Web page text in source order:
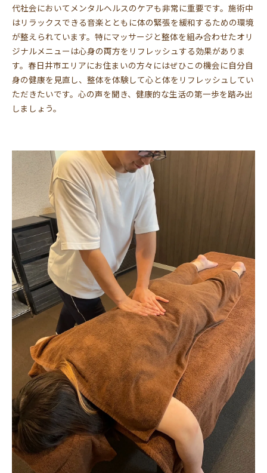
代社会においてメンタルヘルスのケアも非常に重要です。施術中
はリラックスできる音楽とともに体の緊張を緩和するための環境
が整えられています。特にマッサージと整体を組み合わせたオリ
ジナルメニューは心身の両方をリフレッシュする効果がありま
す。春日井市エリアにお住まいの方々にはぜひこの機会に自分自
身の健康を見直し、整体を体験して心と体をリフレッシュしてい
ただきたいです。心の声を聞き、健康的な生活の第一歩を踏み出
しましょう。